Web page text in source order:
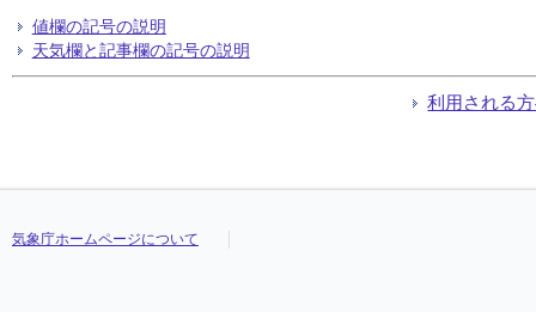
24
24
24
24
値欄の記号の説明
天気欄と記事欄の記号の説明
利用される
気象庁ホームページについて